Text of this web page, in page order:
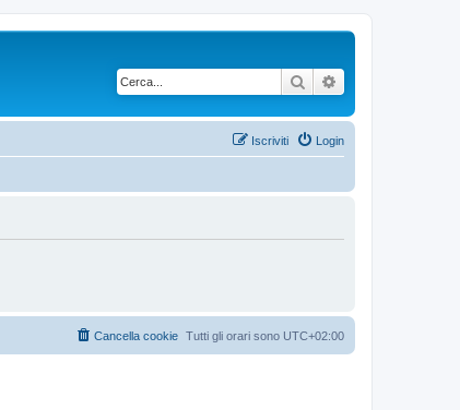
Cerca
Login
Iscriviti
Tutti gli orari sono UTC+02:00
Cancella cookie